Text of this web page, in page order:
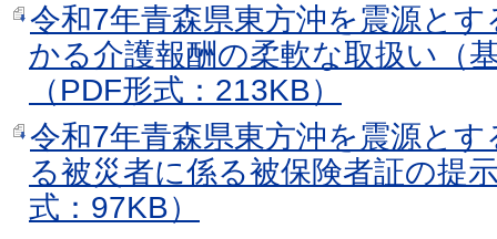
令和7年青森県東方沖を震源と
かる介護報酬の柔軟な取扱い（
（PDF形式：213KB）
令和7年青森県東方沖を震源と
る被災者に係る被保険者証の提
式：97KB）